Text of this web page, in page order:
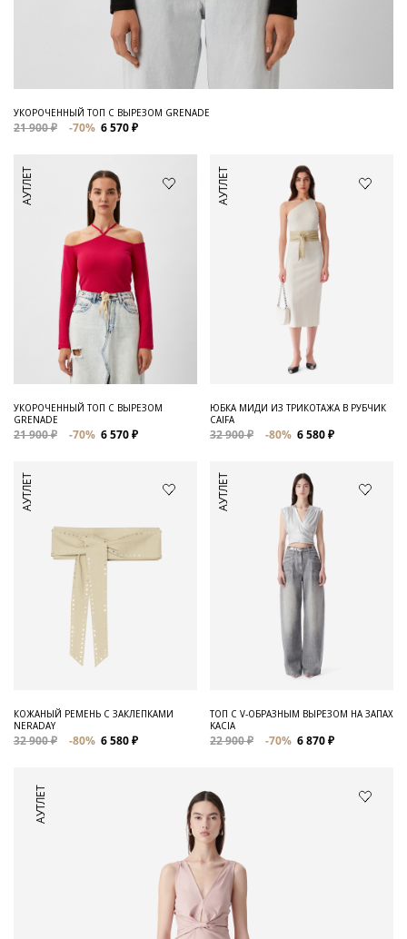
УКОРОЧЕННЫЙ ТОП С ВЫРЕЗОМ GRENADE
21 900 ₽ -70% 6 570 ₽
АУТЛЕТ
УКОРОЧЕННЫЙ ТОП С ВЫРЕЗОМ
GRENADE
21 900 ₽ -70% 6 570 ₽
АУТЛЕТ
ЮБКА МИДИ ИЗ ТРИКОТАЖА В РУБЧИК
CAIFA
32 900 ₽ -80% 6 580 ₽
АУТЛЕТ
КОЖАНЫЙ РЕМЕНЬ С ЗАКЛЕПКАМИ
NERADAY
32 900 ₽ -80% 6 580 ₽
АУТЛЕТ
ТОП С V-ОБРАЗНЫМ ВЫРЕЗОМ НА ЗАПАХ
KACIA
22 900 ₽ -70% 6 870 ₽
АУТЛЕТ